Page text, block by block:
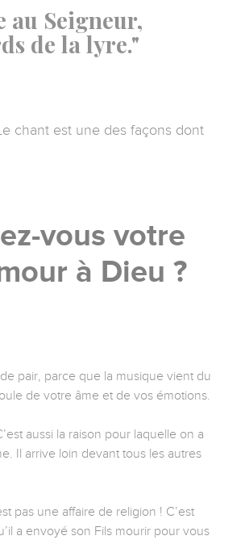
au Seigneur,
de la lyre."
chant est une des façons dont
vous votre
à Dieu ?
pair, parce que la musique vient du
de votre âme et de vos émotions.
aussi la raison pour laquelle on a
Il arrive loin devant tous les autres
pas une affaire de religion ! C’est
a envoyé son Fils mourir pour vous